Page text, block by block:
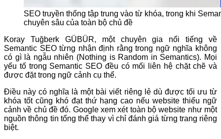
SEO truyền thống tập trung vào từ khóa, trong khi
chuyên sâu của toàn bộ chủ đề
Koray Tuğberk GÜBÜR, một chuyên gia nổi tiếng về
Semantic SEO từng nhận định rằng trong ngữ nghĩa không
có gì là ngẫu nhiên (Nothing is Random in Semantics). Mọi
yếu tố trong Semantic SEO đều có mối liên hệ chặt chẽ và
được đặt trong ngữ cảnh cụ thể.
Điều này có nghĩa là một bài viết riêng lẻ dù được tối ưu từ
khóa tốt cũng khó đạt thứ hạng cao nếu website thiếu ngữ
cảnh về chủ đề đó. Google xem xét toàn bộ website như một
nguồn thông tin tổng thể thay vì chỉ đánh giá từng trang riêng
biệt.